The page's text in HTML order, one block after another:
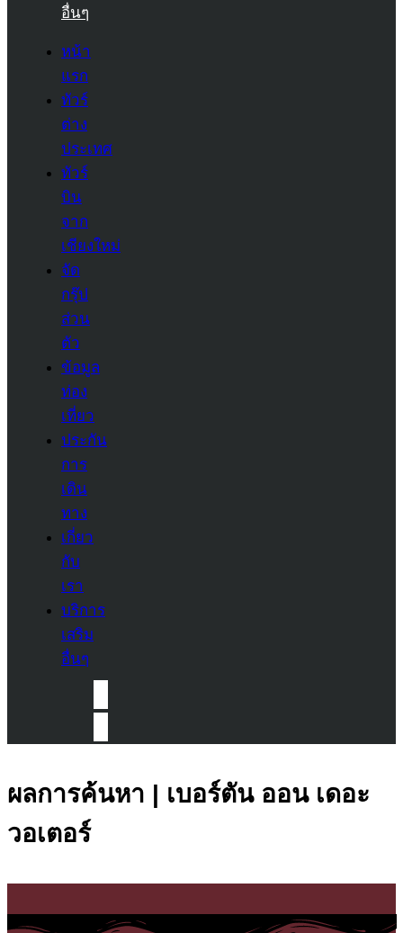
อื่นๆ
หน้า
แรก
ทัวร์
ต่าง
ประเทศ
ทัวร์
บิน
จาก
เชียงใหม่
จัด
กรุ๊ป
ส่วน
ตัว
ข้อมูล
ท่อง
เที่ยว
ประกัน
การ
เดิน
ทาง
เกี่ยว
กับ
เรา
บริการ
เสริม
อื่นๆ
ผลการค้นหา | เบอร์ตัน ออน เดอะ
วอเตอร์